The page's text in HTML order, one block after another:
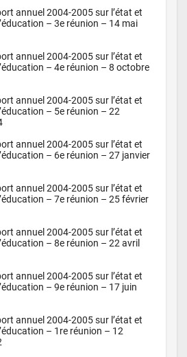
annuel 2004-2005 sur l’état et
– 3e réunion – 14 mai
annuel 2004-2005 sur l’état et
– 4e réunion – 8 octobre
annuel 2004-2005 sur l’état et
– 5e réunion – 22
annuel 2004-2005 sur l’état et
– 6e réunion – 27 janvier
annuel 2004-2005 sur l’état et
– 7e réunion – 25 février
annuel 2004-2005 sur l’état et
– 8e réunion – 22 avril
annuel 2004-2005 sur l’état et
– 9e réunion – 17 juin
annuel 2004-2005 sur l’état et
– 1re réunion – 12